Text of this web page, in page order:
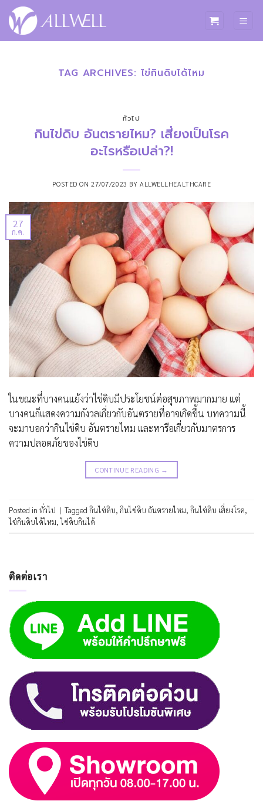
ข้าม
ไป
TAG ARCHIVES: ไข่กินดิบได้ไหม
ทั่วไป
กินไข่ดิบ อันตรายไหม? เสี่ยงเป็นโรค
อะไรหรือเปล่า?!
POSTED ON27/07/2023 BY ALLWELLHEALTHCARE
27
ก.ค.
ในขณะที่บางคนแย้งว่าไข่ดิบมีประโยชน์ต่อสุขภาพมากมาย แต่
บางคนก็แสดงความกังวลเกี่ยวกับอันตรายที่อาจเกิดขึ้น บทความนี้
จะมาบอกว่ากินไข่ดิบ อันตรายไหม และหารือเกี่ยวกับมาตรการ
ความปลอดภัยของไข่ดิบ
CONTINUE READING →
Posted in ทั่วไป | Tagged กินไข่ดิบ, กินไข่ดิบ อันตรายไหม, กินไข่ดิบ เสี่ยงโรค,
ไข่กินดิบได้ไหม, ไข่ดิบกินได้
ติดต่อเรา